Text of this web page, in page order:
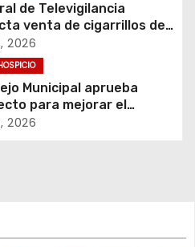
de Televigilancia
venta de cigarrillos de
y permite
de más de 3 mil
2026
Municipal aprueba
para mejorar el
público del sector El
2026